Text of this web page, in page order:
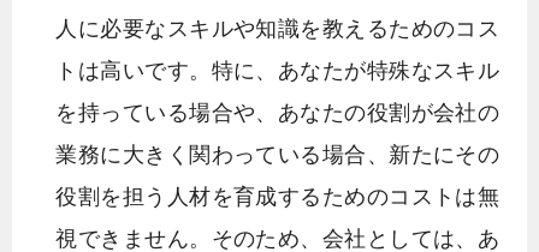
人に必要なスキルや知識を教えるためのコス
トは高いです。特に、あなたが特殊なスキル
を持っている場合や、あなたの役割が会社の
業務に大きく関わっている場合、新たにその
役割を担う人材を育成するためのコストは無
視できません。そのため、会社としては、あ